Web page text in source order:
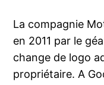
La compagnie
en 2011 par le
change de logo
propriétaire. A